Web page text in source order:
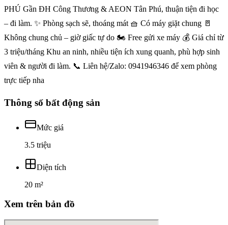
PHÚ Gần ĐH Công Thương & AEON Tân Phú, thuận tiện đi học
– đi làm. ✨ Phòng sạch sẽ, thoáng mát 🧺 Có máy giặt chung 🚪
Không chung chủ – giờ giấc tự do 🏍 Free gửi xe máy 💰 Giá chỉ từ
3 triệu/tháng Khu an ninh, nhiều tiện ích xung quanh, phù hợp sinh
viên & người đi làm. 📞 Liên hệ/Zalo: 0941946346 để xem phòng
trực tiếp nha
Thông số bất động sản
Mức giá
3.5 triệu
Diện tích
20 m²
Xem trên bản đồ